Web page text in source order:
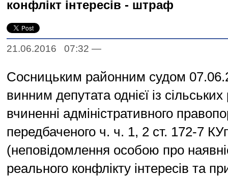
конфлікт інтересів - штраф
21.06.2016 07:32 —
Сосницьким районним судом
винним депутата однієї із
вчиненні адміністративного
передбаченого ч. ч. 1, 2 ст. 172-7
(неповідомлення особою про
реального конфлікту інтересів та